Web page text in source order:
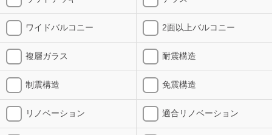
ワイドバルコニー 2面以上バルコニー
複層ガラス 耐震構造
制震構造 免震構造
リノベーション 適合リノベーション